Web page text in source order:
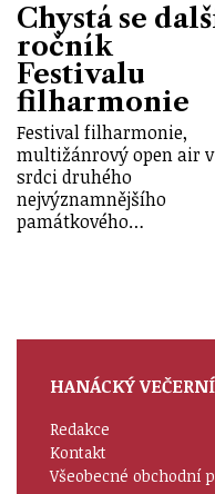
Chystá se
ročník
Festivalu
filharmonie
Festival filharmonie,
multižánrový open air v
srdci druhého
nejvýznamnějšího
památkového…
HANÁCKÝ
Redakce
Kontakt
Všeobecné obchodní